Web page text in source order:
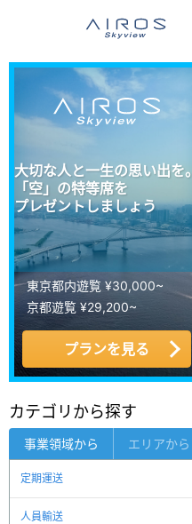
大切な人と一生の思い出を。
「空」の特等席を
プレゼントしましょう
東京都内遊覧 ¥30,000~
京都遊覧 ¥29,200~
プランを見る
カテゴリから探す
事業領域から エリアから
定期運送
人員輸送